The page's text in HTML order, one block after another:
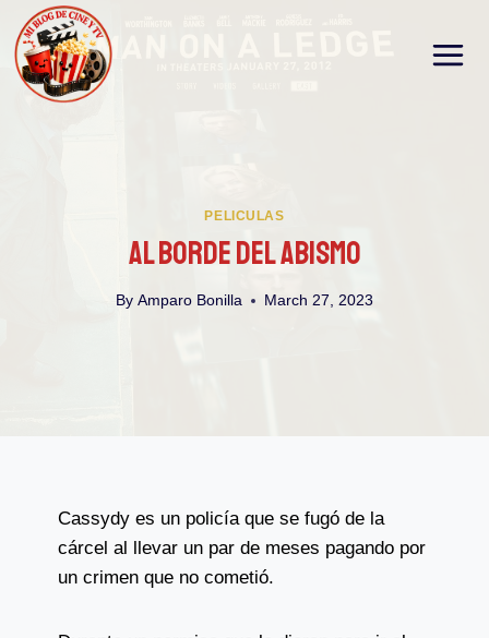
Skip
content
PELICULAS
Al Borde Del Abismo
By Amparo Bonilla March 27, 2023
Cassydy es un policía que se fugó de la
cárcel al llevar un par de meses pagando por
un crimen que no cometió.